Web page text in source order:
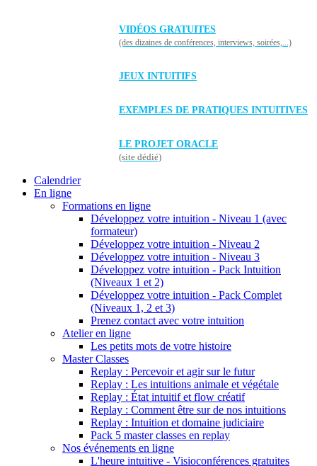
VIDÉOS GRATUITES
(des dizaines de conférences, interviews, soirées,...)
JEUX INTUITIFS
EXEMPLES DE PRATIQUES INTUITIVES
LE PROJET ORACLE
(site dédié)
Calendrier
En ligne
Formations en ligne
Développez votre intuition - Niveau 1 (avec
formateur)
Développez votre intuition - Niveau 2
Développez votre intuition - Niveau 3
Développez votre intuition - Pack Intuition
(Niveaux 1 et 2)
Développez votre intuition - Pack Complet
(Niveaux 1, 2 et 3)
Prenez contact avec votre intuition
Atelier en ligne
Les petits mots de votre histoire
Master Classes
Replay : Percevoir et agir sur le futur
Replay : Les intuitions animale et végétale
Replay : État intuitif et flow créatif
Replay : Comment être sur de nos intuitions
Replay : Intuition et domaine judiciaire
Pack 5 master classes en replay
Nos événements en ligne
L'heure intuitive - Visioconférences gratuites